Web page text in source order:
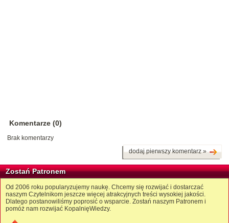
Komentarze (0)
Brak komentarzy
dodaj pierwszy komentarz »
Zostań Patronem
Od 2006 roku popularyzujemy naukę. Chcemy się rozwijać i dostarczać
naszym Czytelnikom jeszcze więcej atrakcyjnych treści wysokiej jakości.
Dlatego postanowiliśmy poprosić o wsparcie. Zostań naszym Patronem i
pomóż nam rozwijać KopalnięWiedzy.